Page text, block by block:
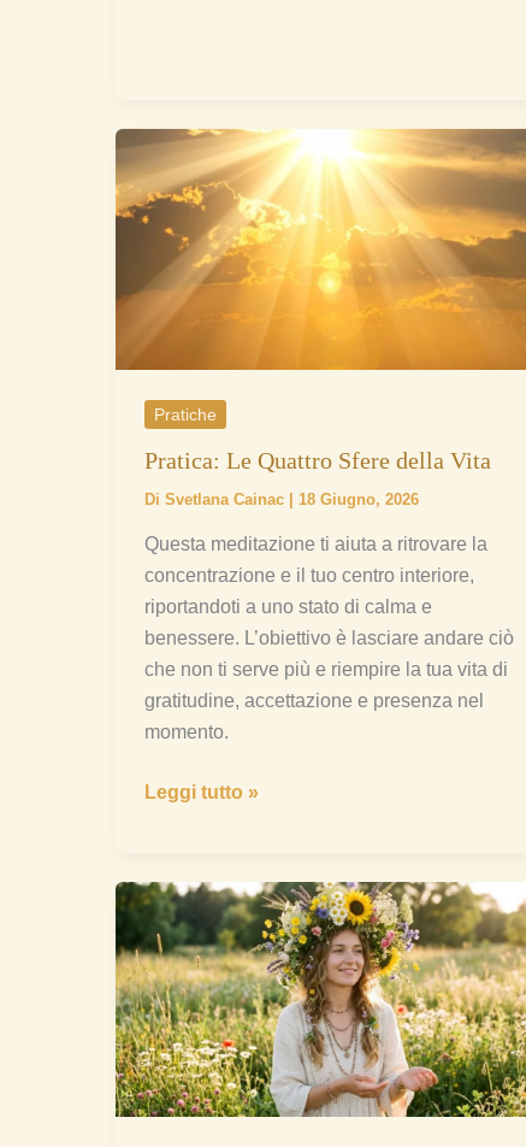
Pratiche
Pratica: Le Quattro Sfere della Vita
Di Svetlana Cainac | 18 Giugno, 2026
Questa meditazione ti aiuta a ritrovare la
concentrazione e il tuo centro interiore,
riportandoti a uno stato di calma e
benessere. L’obiettivo è lasciare andare ciò
che non ti serve più e riempire la tua vita di
gratitudine, accettazione e presenza nel
momento.
Pratica:
Le
Quattro
Sfere
della
Leggi tutto »
Meditazioni
per
il
Solstizio
d’Estate:
Sintonizzati
con
l’Energia